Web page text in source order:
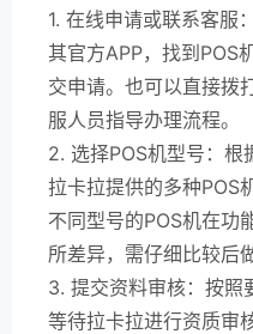
1. 在线申请或联系客服
其官方APP，找到POS
交申请。也可以直接拨
服人员指导办理流程。
2. 选择POS机型号：根
拉卡拉提供的多种POS
不同型号的POS机在功
所差异，需仔细比较后
3. 提交资料审核：按照
等待拉卡拉进行资质审